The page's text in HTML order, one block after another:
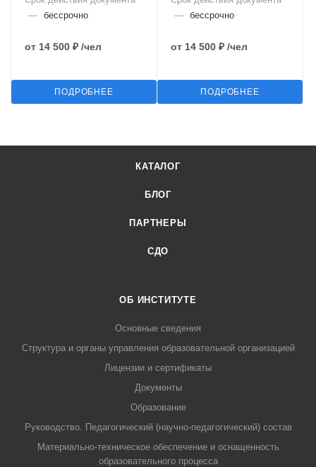
— бессрочно
от 14 500 ₽ /чел
ПОДРОБНЕЕ
— бессрочно
от 14 500 ₽ /чел
ПОДРОБНЕЕ
КАТАЛОГ
БЛОГ
ПАРТНЕРЫ
СДО
ОБ ИНСТИТУТЕ
Основные сведения
Структура и органы управления образовательной организацией
Лицензии и сертификаты
Документы
Образование
Руководство. Педагогический (научно-педагогический) состав
Материально-техническое обеспечение и оснащенность
образовательного процесса